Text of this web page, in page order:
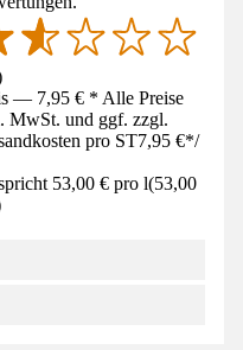
— 7,95 € * Alle Preise
MwSt. und ggf. zzgl.
pro ST7,95 €*/
53,00 € pro l(53,00